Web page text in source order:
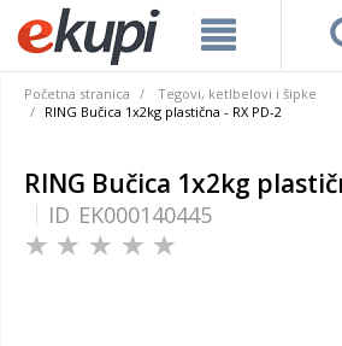
Početna stranica
Tegovi, ketlbelovi i šipke
RING Bučica 1x2kg plastična - RX PD-2
RING Bučica 1x2kg
ID EK000140445